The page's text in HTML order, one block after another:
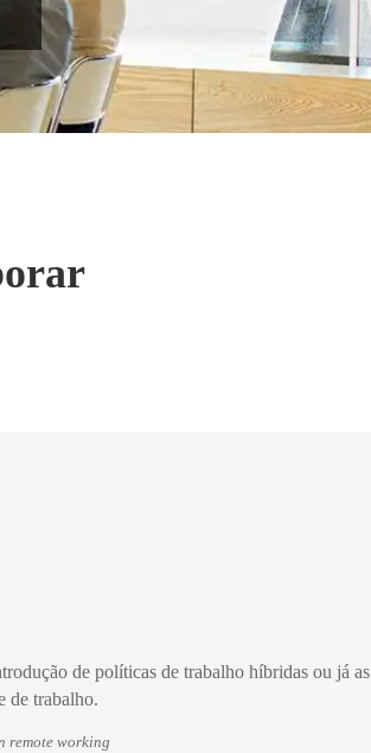
de políticas de trabalho híbridas ou já as
de trabalho.
remote working